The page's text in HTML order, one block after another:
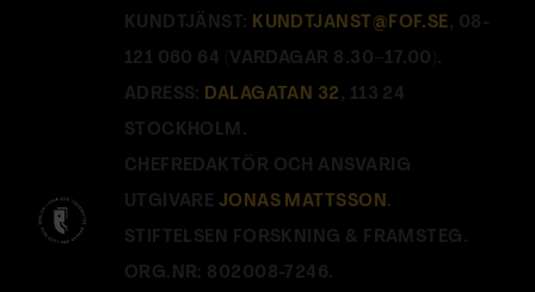
KUNDTJÄNST: KUNDTJANST@FOF.SE , 08-
121 060 64 (VARDAGAR 8.30–17.00).
ADRESS: DALAGATAN 32 , 113 24
STOCKHOLM.
CHEFREDAKTÖR OCH ANSVARIG
UTGIVARE JONAS MATTSSON .
STIFTELSEN FORSKNING & FRAMSTEG.
ORG.NR: 802008-7246.